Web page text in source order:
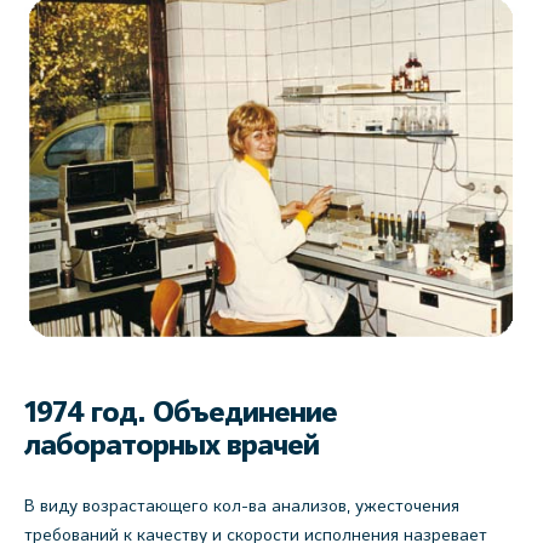
1974 год. Объединение
лабораторных врачей
В виду возрастающего кол-ва анализов, ужесточения
требований к качеству и скорости исполнения назревает